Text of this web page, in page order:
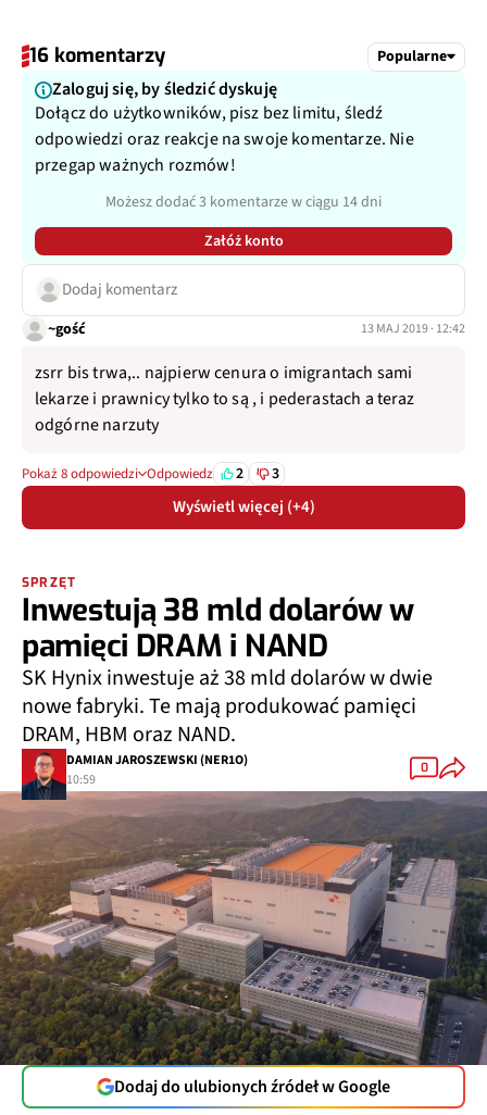
16 komentarzy Popularne
Zaloguj się, by śledzić dyskuję
Dołącz do użytkowników, pisz bez limitu, śledź
odpowiedzi oraz reakcje na swoje komentarze. Nie
przegap ważnych rozmów!
Możesz dodać 3 komentarze w ciągu 14 dni
Załóż konto
Dodaj komentarz
~gość 13 MAJ 2019 · 12:42
zsrr bis trwa,.. najpierw cenura o imigrantach sami
lekarze i prawnicy tylko to są , i pederastach a teraz
odgórne narzuty
Pokaż 8 odpowiedzi Odpowiedz 2 3
Wyświetl więcej (+4)
SPRZĘT
Inwestują 38 mld dolarów w
pamięci DRAM i NAND
SK Hynix inwestuje aż 38 mld dolarów w dwie
nowe fabryki. Te mają produkować pamięci
DRAM, HBM oraz NAND.
DAMIAN JAROSZEWSKI (NER1O)
10:59
0
Dodaj do ulubionych źródeł w Google